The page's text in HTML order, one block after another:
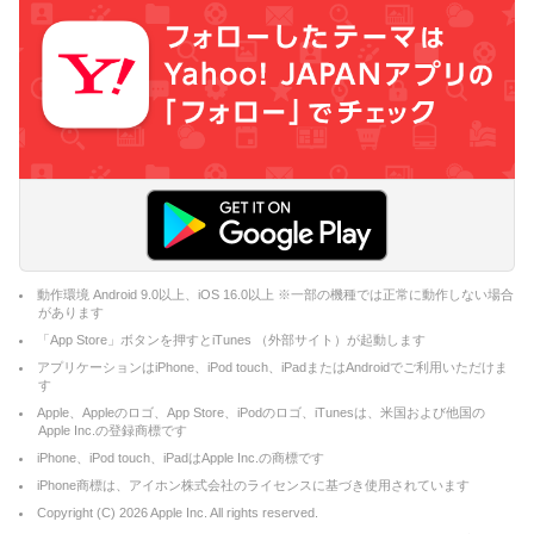
動作環境 Android 9.0以上、iOS 16.0以上 ※一部の機種では正常に動作しない場合
があります
「App Store」ボタンを押すとiTunes （外部サイト）が起動します
アプリケーションはiPhone、iPod touch、iPadまたはAndroidでご利用いただけま
す
Apple、Appleのロゴ、App Store、iPodのロゴ、iTunesは、米国および他国の
Apple Inc.の登録商標です
iPhone、iPod touch、iPadはApple Inc.の商標です
iPhone商標は、アイホン株式会社のライセンスに基づき使用されています
Copyright (C) 2026Apple Inc. All rights reserved.